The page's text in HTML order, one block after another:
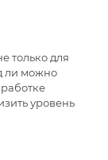
только для
ли можно
уровень